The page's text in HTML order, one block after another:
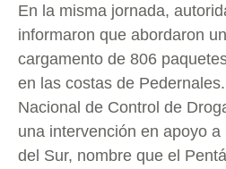
En la misma jornada,
informaron que abordaron
cargamento de 806
en las costas de
Nacional de Control de
una intervención en apoyo
del Sur, nombre que el